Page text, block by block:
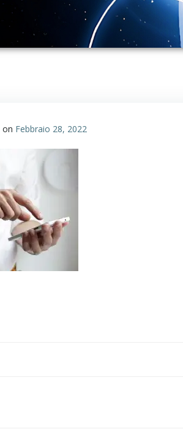
on Febbraio 28, 2022